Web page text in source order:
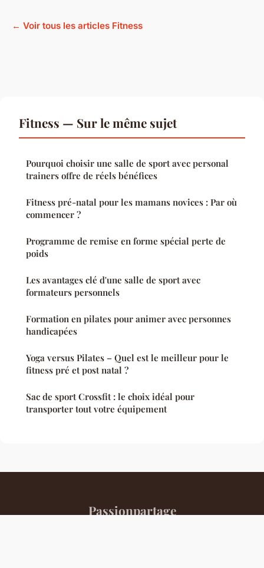
← Voir tous les articles Fitness
Fitness — Sur le même sujet
Pourquoi choisir une salle de sport avec personal
trainers offre de réels bénéfices
Fitness pré-natal pour les mamans novices : Par où
commencer ?
Programme de remise en forme spécial perte de
poids
Les avantages clé d'une salle de sport avec
formateurs personnels
Formation en pilates pour animer avec personnes
handicapées
Yoga versus Pilates – Quel est le meilleur pour le
fitness pré et post natal ?
Sac de sport Crossfit : le choix idéal pour
transporter tout votre équipement
Passionpartage